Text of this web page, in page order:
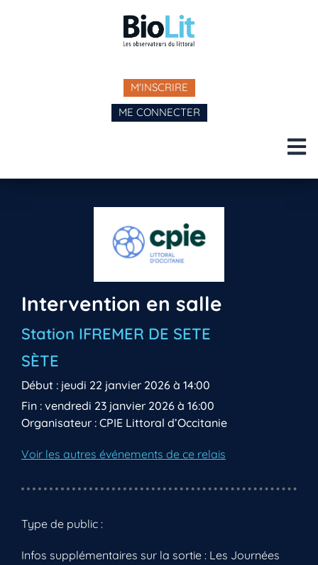
M'INSCRIRE
ME CONNECTER
Intervention en salle
Station IFREMER DE SETE
SÈTE
Début : jeudi 22 janvier 2026 à 14:00
Fin : vendredi 23 janvier 2026 à 16:00
Organisateur : CPIE Littoral d’Occitanie
Voir les autres événements de ce relais
Type de public :
Infos supplémentaires sur la sortie : Les Journées